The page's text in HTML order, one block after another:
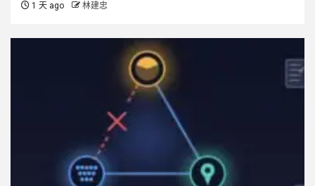
1 天 ago 林建忠